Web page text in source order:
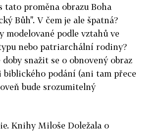
tato proměna obrazu Boha
Bůh". V čem je ale špatná?
modelované podle vztahů ve
nebo patriarchální rodiny?
snažit se o obnovený obraz
podání (ani tam přece
bude srozumitelný
Knihy Miloše Doležala o